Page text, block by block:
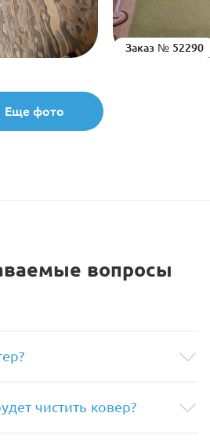
Заказ № 52290
Еще фото
вопросы
чистить ковер?